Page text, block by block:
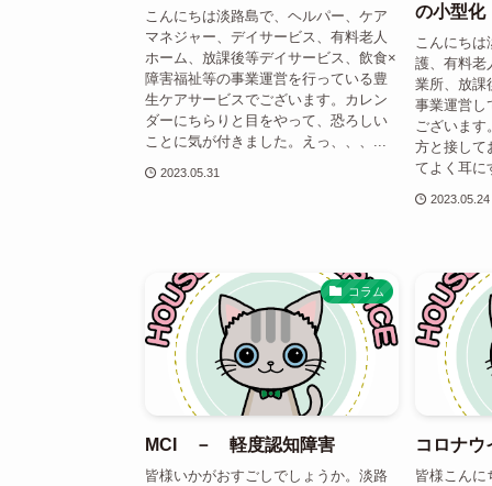
こんにちは淡路島で、ヘルパー、ケア
マネジャー、デイサービス、有料老人
ホーム、放課後等デイサービス、飲食×
障害福祉等の事業運営を行っている豊
生ケアサービスでございます。カレン
ダーにちらりと目をやって、恐ろしい
ことに気が付きました。えっ、、、...
2023.05.31
の小型化
こんにちは
護、有料老
業所、放課
事業運営し
ございます
方と接して
てよく耳に
2023.05.24
コラム
MCI － 軽度認知障害
皆様いかがおすごしでしょうか。淡路
コロナ
皆様こんに